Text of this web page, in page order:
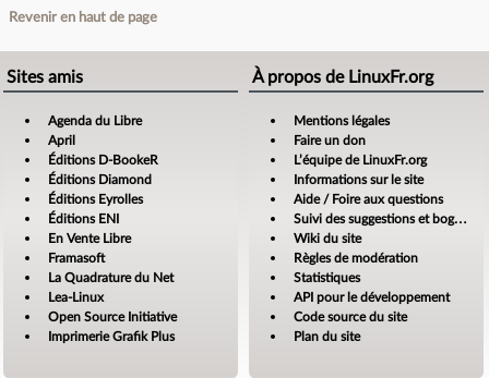
Revenir en haut de page
Sites amis
Agenda du Libre
April
Éditions D-BookeR
Éditions Diamond
Éditions Eyrolles
Éditions ENI
En Vente Libre
Framasoft
La Quadrature du Net
Lea-Linux
Open Source Initiative
Imprimerie Grafik Plus
À propos de LinuxFr.org
Mentions légales
Faire un don
L’équipe de LinuxFr.org
Informations sur le site
Aide / Foire aux questions
Suivi des suggestions et bogues
Wiki du site
Règles de modération
Statistiques
API pour le développement
Code source du site
Plan du site